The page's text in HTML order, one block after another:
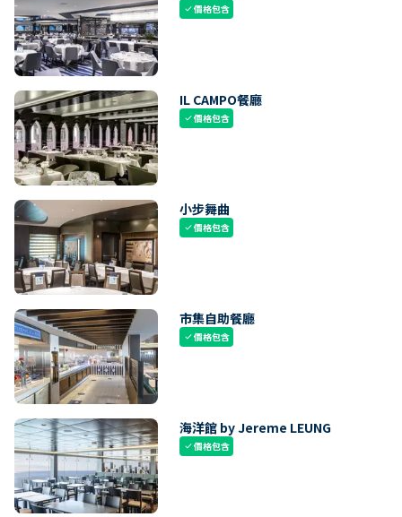
check價格包含
IL CAMPO餐廳
check價格包含
小步舞曲
check價格包含
市集自助餐廳
check價格包含
海洋館 by Jereme LEUNG
check價格包含